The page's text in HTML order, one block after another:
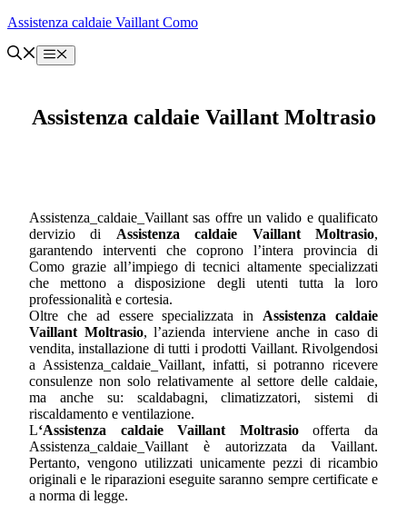
Vai
contenuto
Assistenza caldaie Vaillant Como
Menu
Assistenza caldaie Vaillant Moltrasio
Assistenza_caldaie_Vaillant sas offre un valido e qualificato
dervizio di Assistenza caldaie Vaillant Moltrasio,
garantendo interventi che coprono l’intera provincia di
Como grazie all’impiego di tecnici altamente specializzati
che mettono a disposizione degli utenti tutta la loro
professionalità e cortesia.
Oltre che ad essere specializzata in Assistenza caldaie
Vaillant Moltrasio, l’azienda interviene anche in caso di
vendita, installazione di tutti i prodotti Vaillant. Rivolgendosi
a Assistenza_caldaie_Vaillant, infatti, si potranno ricevere
consulenze non solo relativamente al settore delle caldaie,
ma anche su: scaldabagni, climatizzatori, sistemi di
riscaldamento e ventilazione.
L‘Assistenza caldaie Vaillant Moltrasioofferta da
Assistenza_caldaie_Vaillant è autorizzata da Vaillant.
Pertanto, vengono utilizzati unicamente pezzi di ricambio
originali e le riparazioni eseguite saranno sempre certificate e
a norma di legge.